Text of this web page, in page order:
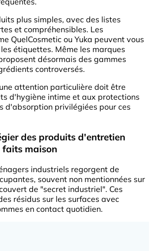
plus simples, avec des listes
et compréhensibles. Les
QuelCosmetic ou Yuka peuvent vous
étiquettes. Même les marques
désormais des gammes
controversés.
attention particulière doit être
d'hygiène intime et aux protections
d'absorption privilégiées pour ces
des produits d'entretien
faits maison
industriels regorgent de
souvent non mentionnées sur
de "secret industriel". Ces
résidus sur les surfaces avec
en contact quotidien.